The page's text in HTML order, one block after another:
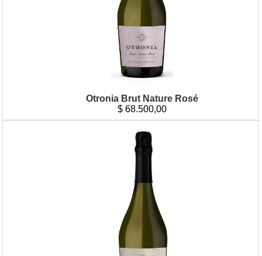
Otronia Brut Nature Rosé
$ 68.500,00